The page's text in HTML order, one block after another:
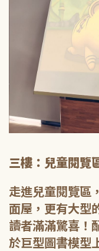
三樓：兒童閱覽
走進兒童閱覽區
面屋，更有大型
讀者滿滿驚喜！
於巨型圖書模型